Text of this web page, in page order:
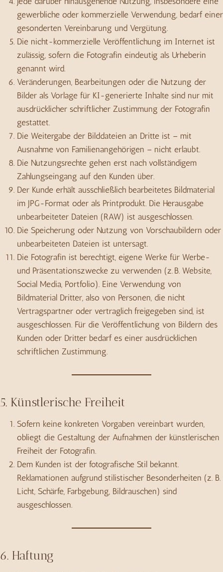
gewerbliche oder kommerzielle Verwendung, bedarf einer
gesonderten Vereinbarung und Vergütung.
Die nicht-kommerzielle Veröffentlichung im Internet ist
zulässig, sofern die Fotografin eindeutig als Urheberin
genannt wird.
Veränderungen, Bearbeitungen oder die Nutzung der
Bilder als Vorlage für KI-generierte Inhalte sind nur mit
ausdrücklicher schriftlicher Zustimmung der Fotografin
gestattet.
Die Weitergabe der Bilddateien an Dritte ist – mit
Ausnahme von Familienangehörigen – nicht erlaubt.
Die Nutzungsrechte gehen erst nach vollständigem
Zahlungseingang auf den Kunden über.
Der Kunde erhält ausschließlich bearbeitetes Bildmaterial
im JPG-Format oder als Printprodukt. Die Herausgabe
unbearbeiteter Dateien (RAW) ist ausgeschlossen.
Die Speicherung oder Nutzung von Vorschaubildern oder
unbearbeiteten Dateien ist untersagt.
Die Fotografin ist berechtigt, eigene Werke für Werbe-
und Präsentationszwecke zu verwenden (z. B. Website,
Social Media, Portfolio). Eine Verwendung von
Bildmaterial Dritter, also von Personen, die nicht
Vertragspartner oder vertraglich freigegeben sind, ist
ausgeschlossen. Für die Veröffentlichung von Bildern des
Kunden oder Dritter bedarf es einer ausdrücklichen
schriftlichen Zustimmung.
5. Künstlerische Freiheit
Sofern keine konkreten Vorgaben vereinbart wurden,
obliegt die Gestaltung der Aufnahmen der künstlerischen
Freiheit der Fotografin.
Dem Kunden ist der fotografische Stil bekannt.
Reklamationen aufgrund stilistischer Besonderheiten (z. B.
Licht, Schärfe, Farbgebung, Bildrauschen) sind
ausgeschlossen.
6. Haftung